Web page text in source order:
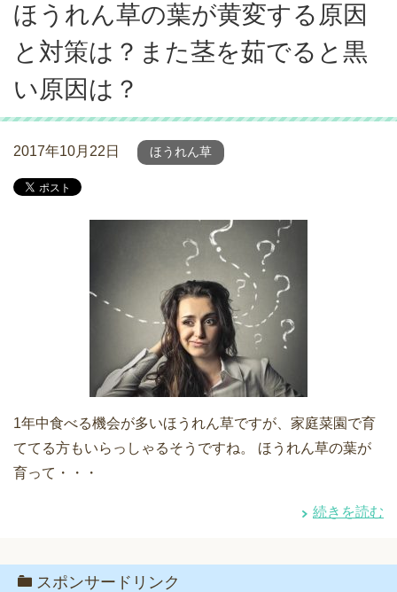
ほうれん草の葉が黄変する原因
と対策は？また茎を茹でると黒
い原因は？
2017年10月22日 ほうれん草
1年中食べる機会が多いほうれん草ですが、家庭菜園で育
ててる方もいらっしゃるそうですね。 ほうれん草の葉が
育って・・・
続きを読む
スポンサードリンク